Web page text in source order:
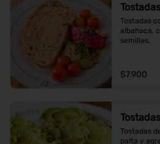
Tostadas
albahaca,
semillas.
$7.900
Tostadas
palta y